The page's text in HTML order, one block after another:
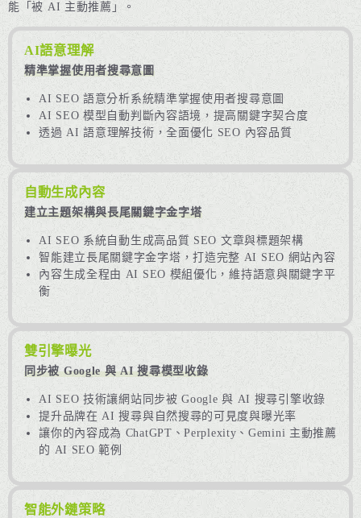
能「被 AI 主動推薦」。
AI語意理解
精準掌握使用者搜尋意圖
AI SEO 語意分析系統精準掌握使用者搜尋意圖
AI SEO 模型自動判斷內容語境，提高關鍵字契合度
透過 AI 語意理解技術，全面優化 SEO 內容品質
自動生成內容
建立主題架構與長尾關鍵字金字塔
AI SEO 系統自動生成高品質 SEO 文章與標題架構
智能建立長尾關鍵字金字塔，打造完整 AI SEO 網站內容
內容生成全程由 AI SEO 模組優化，維持語意與關鍵字平
衡
雙引擎曝光
同步被 Google 與 AI 搜尋模型收錄
AI SEO 技術讓網站同步被 Google 與 AI 搜尋引擎收錄
提升品牌在 AI 搜尋與自然搜尋的可見度與曝光率
讓你的內容成為 ChatGPT、Perplexity、Gemini 主動推薦
的 AI SEO 範例
智能外鏈策略